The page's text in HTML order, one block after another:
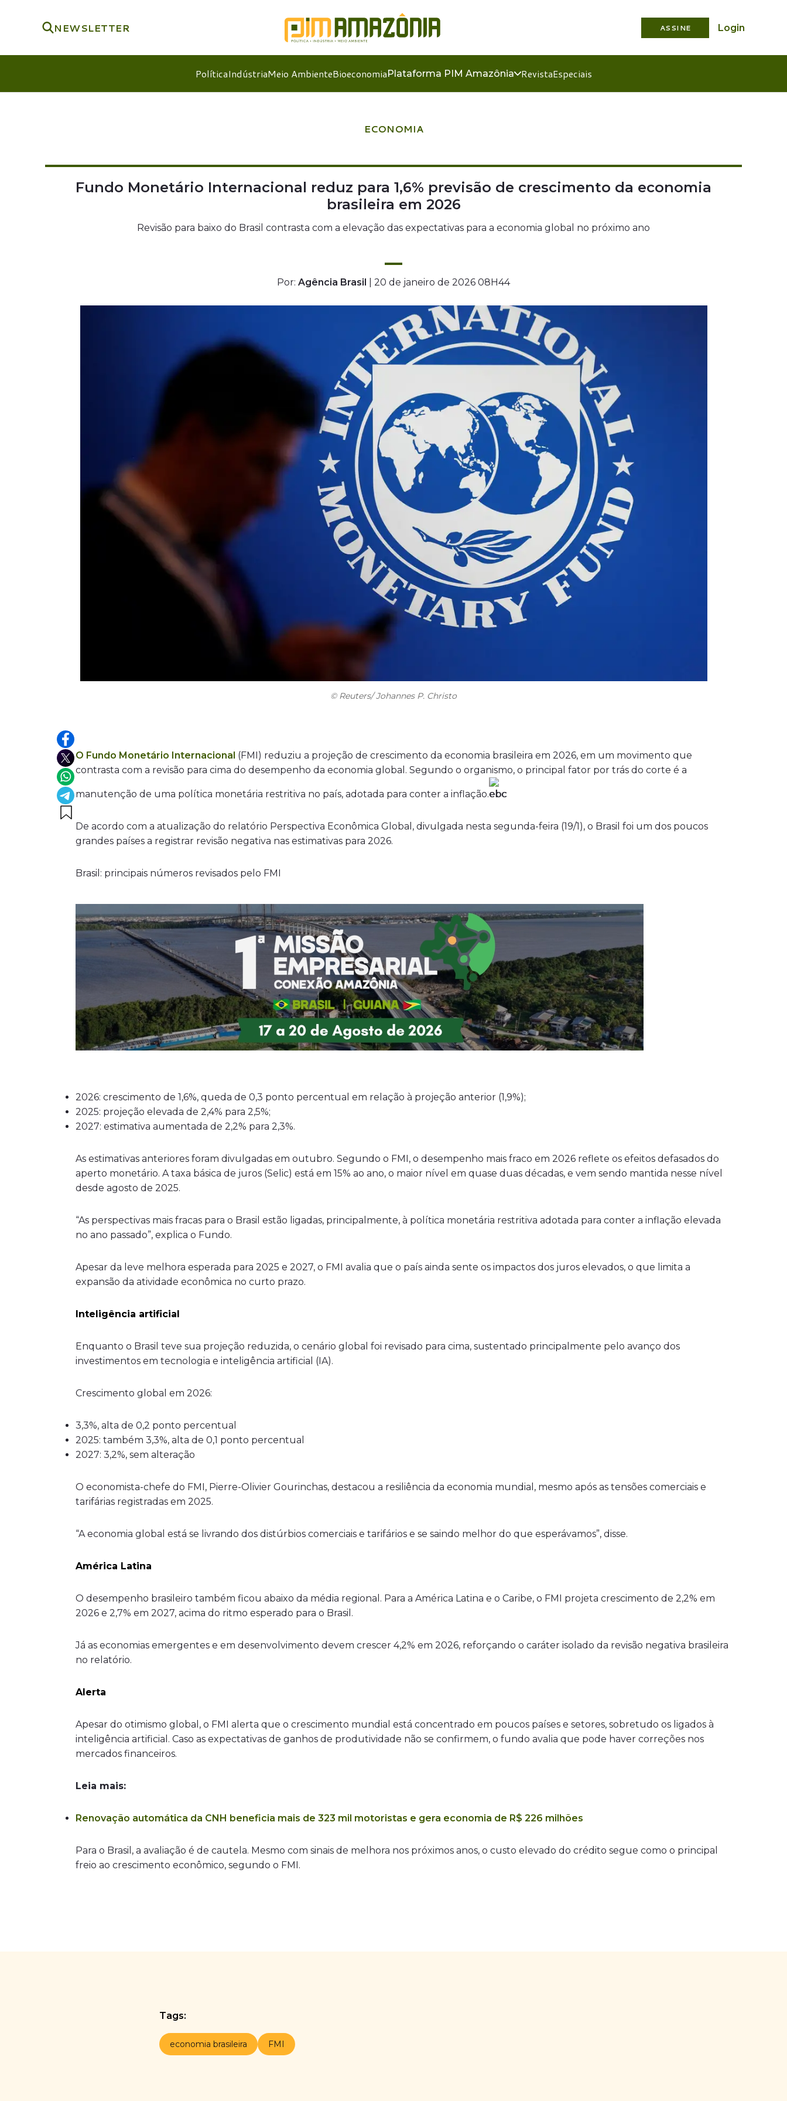
NEWSLETTER ASSINE Login
PolíticaIndústriaMeio AmbienteBioeconomiaPlataforma PIM Amazônia RevistaEspeciais
ECONOMIA
Fundo Monetário Internacional reduz para 1,6% previsão de crescimento da economia
brasileira em 2026
Revisão para baixo do Brasil contrasta com a elevação das expectativas para a economia global no próximo ano
Por: Agência Brasil | 20 de janeiro de 2026 08H44
© Reuters/ Johannes P. Christo
O Fundo Monetário Internacional (FMI) reduziu a projeção de crescimento da economia brasileira em 2026, em um movimento que
contrasta com a revisão para cima do desempenho da economia global. Segundo o organismo, o principal fator por trás do corte é a
manutenção de uma política monetária restritiva no país, adotada para conter a inflação.
De acordo com a atualização do relatório Perspectiva Econômica Global, divulgada nesta segunda-feira (19/1), o Brasil foi um dos poucos
grandes países a registrar revisão negativa nas estimativas para 2026.
Brasil: principais números revisados pelo FMI
2026: crescimento de 1,6%, queda de 0,3 ponto percentual em relação à projeção anterior (1,9%);
2025: projeção elevada de 2,4% para 2,5%;
2027: estimativa aumentada de 2,2% para 2,3%.
As estimativas anteriores foram divulgadas em outubro. Segundo o FMI, o desempenho mais fraco em 2026 reflete os efeitos defasados do
aperto monetário. A taxa básica de juros (Selic) está em 15% ao ano, o maior nível em quase duas décadas, e vem sendo mantida nesse nível
desde agosto de 2025.
“As perspectivas mais fracas para o Brasil estão ligadas, principalmente, à política monetária restritiva adotada para conter a inflação elevada
no ano passado”, explica o Fundo.
Apesar da leve melhora esperada para 2025 e 2027, o FMI avalia que o país ainda sente os impactos dos juros elevados, o que limita a
expansão da atividade econômica no curto prazo.
Inteligência artificial
Enquanto o Brasil teve sua projeção reduzida, o cenário global foi revisado para cima, sustentado principalmente pelo avanço dos
investimentos em tecnologia e inteligência artificial (IA).
Crescimento global em 2026:
3,3%, alta de 0,2 ponto percentual
2025: também 3,3%, alta de 0,1 ponto percentual
2027: 3,2%, sem alteração
O economista-chefe do FMI, Pierre-Olivier Gourinchas, destacou a resiliência da economia mundial, mesmo após as tensões comerciais e
tarifárias registradas em 2025.
“A economia global está se livrando dos distúrbios comerciais e tarifários e se saindo melhor do que esperávamos”, disse.
América Latina
O desempenho brasileiro também ficou abaixo da média regional. Para a América Latina e o Caribe, o FMI projeta crescimento de 2,2% em
2026 e 2,7% em 2027, acima do ritmo esperado para o Brasil.
Já as economias emergentes e em desenvolvimento devem crescer 4,2% em 2026, reforçando o caráter isolado da revisão negativa brasileira
no relatório.
Alerta
Apesar do otimismo global, o FMI alerta que o crescimento mundial está concentrado em poucos países e setores, sobretudo os ligados à
inteligência artificial. Caso as expectativas de ganhos de produtividade não se confirmem, o fundo avalia que pode haver correções nos
mercados financeiros.
Leia mais:
Renovação automática da CNH beneficia mais de 323 mil motoristas e gera economia de R$ 226 milhões
Para o Brasil, a avaliação é de cautela. Mesmo com sinais de melhora nos próximos anos, o custo elevado do crédito segue como o principal
freio ao crescimento econômico, segundo o FMI.
Tags:
economia brasileira FMI